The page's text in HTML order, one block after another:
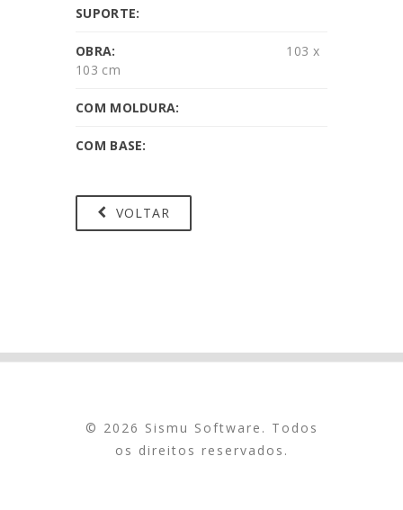
SUPORTE:
OBRA:
103 x
103 cm
COM MOLDURA:
COM BASE:
VOLTAR
© 2026 Sismu Software. Todos
os direitos reservados.